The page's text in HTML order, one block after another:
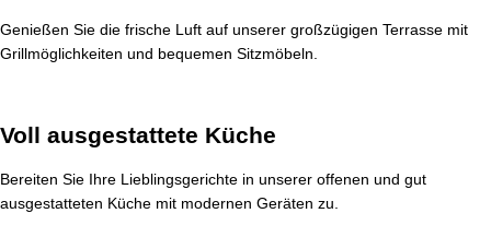
Genießen Sie die frische Luft auf unserer großzügigen Terrasse mit
Grillmöglichkeiten und bequemen Sitzmöbeln.
Voll ausgestattete Küche
Bereiten Sie Ihre Lieblingsgerichte in unserer offenen und gut
ausgestatteten Küche mit modernen Geräten zu.